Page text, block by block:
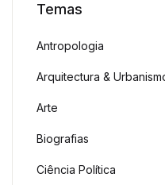
Temas
Antropologia
Arquitectura &
Arte
Biografias
Ciência Política